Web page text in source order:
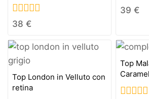
0
of
5
38 €
0
5
39 €
Top London in Velluto con
retina
Top